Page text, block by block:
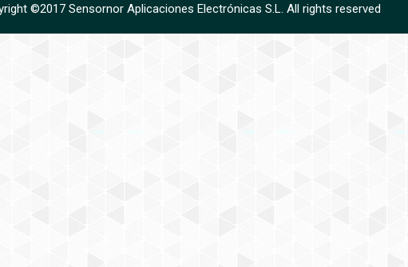
©2017 Sensornor Aplicaciones Electrónicas S.L. All rights reserved